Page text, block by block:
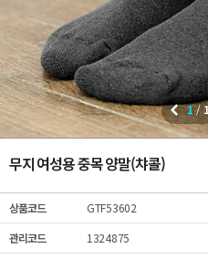
1/
무지 여성용 중목 양말(챠콜)
상품코드
GTF53602
관리코드
1324875